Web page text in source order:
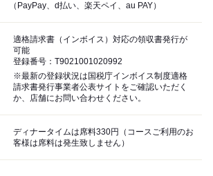
（PayPay、d払い、楽天ペイ、au PAY）
適格請求書（インボイス）対応の領収書発行が
可能
登録番号：T9021001020992
※最新の登録状況は国税庁インボイス制度適格
請求書発行事業者公表サイトをご確認いただく
か、店舗にお問い合わせください。
ディナータイムは席料330円（コースご利用のお
客様は席料は発生致しません）